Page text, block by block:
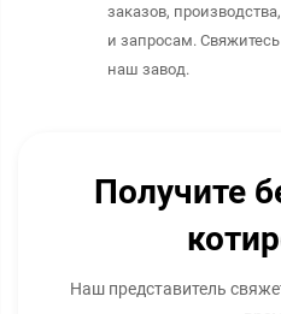
заказов,
и запросам.
наш завод.
Получите
Наш представитель